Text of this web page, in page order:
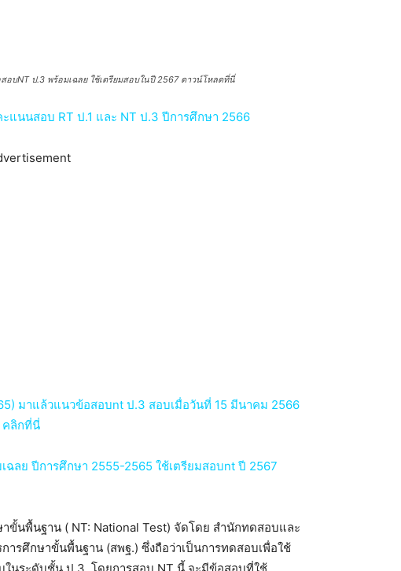
บNT ป.3 พร้อมเฉลย ใช้เตรียมสอบในปี 2567 ดาวน์โหลดที่นี่
แนนสอบ RT ป.1 และ NT ป.3 ปีการศึกษา 2566
มาแล้วแนวข้อสอบnt ป.3 สอบเมื่อวันที่ 15 มีนาคม 2566
คลิกที่นี่
ลย ปีการศึกษา 2555-2565 ใช้เตรียมสอบnt ปี 2567
นพื้นฐาน ( NT: National Test) จัดโดย สำนักทดสอบและ
ารศึกษาขั้นพื้นฐาน (สพฐ.) ซึ่งถือว่าเป็นการทดสอบเพื่อใช้
นระดับชั้น ป.3. โดยการสอบ NT นี้ จะมีข้อสอบที่ใช้